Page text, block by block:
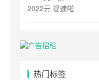
热门标签